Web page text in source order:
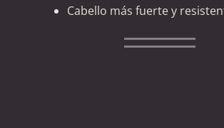
Cabello más fuerte y